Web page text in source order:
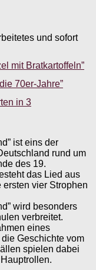
und sofort
mit Bratkartoffeln”
70er-Jahre”
in 3
ist eins der
rund um
des 19.
das Lied aus
vier Strophen
wird besonders
verbreitet.
eines
Geschichte vom
spielen dabei